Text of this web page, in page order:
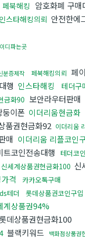
페북해킹 암호화폐 구매
인스타해킹의뢰 안전한에
디파는곳
분증제작 페북해킹의뢰 페
행 인스타해킹 테더구
금화90 보안라우터판매
둥이폰 이더리움현금화
품권현금화92 이더리움
매 이더리움 리플코인
트코인전송대행 테더코
신세계상품권현금화100 신
격 카카오톡구매
테더 롯데상품권코인구입
계상품권94%
롯데상품권현금화100
블랙키워드 백화점상품권